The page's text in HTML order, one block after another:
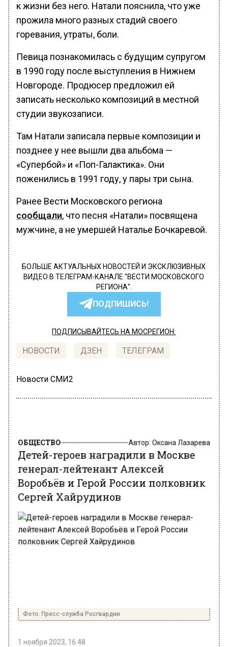
к жизни без него. Натали пояснила, что уже
прожила много разных стадий своего
горевания, утраты, боли.
Певица познакомилась с будущим супругом
в 1990 году после выступления в Нижнем
Новгороде. Продюсер предложил ей
записать несколько композиций в местной
студии звукозаписи.
Там Натали записала первые композиции и
позднее у нее вышли два альбома —
«Супербой» и «Поп-Галактика». Они
поженились в 1991 году, у пары три сына.
Ранее Вести Московского региона
сообщали, что песня «Натали» посвящена
мужчине, а не умершей Наталье Бочкаревой.
БОЛЬШЕ АКТУАЛЬНЫХ НОВОСТЕЙ И ЭКСКЛЮЗИВНЫХ
ВИДЕО В ТЕЛЕГРАМ-КАНАЛЕ "ВЕСТИ МОСКОВСКОГО
РЕГИОНА".
ПОДПИШИСЬ!
ПОДПИСЫВАЙТЕСЬ НА МОСРЕГИОН:
НОВОСТИ ДЗЕН ТЕЛЕГРАМ
Новости СМИ2
Детей-героев наградили в Москве
генерал-лейтенант Алексей
Воробьёв и Герой России полковник
Сергей Хайрудинов